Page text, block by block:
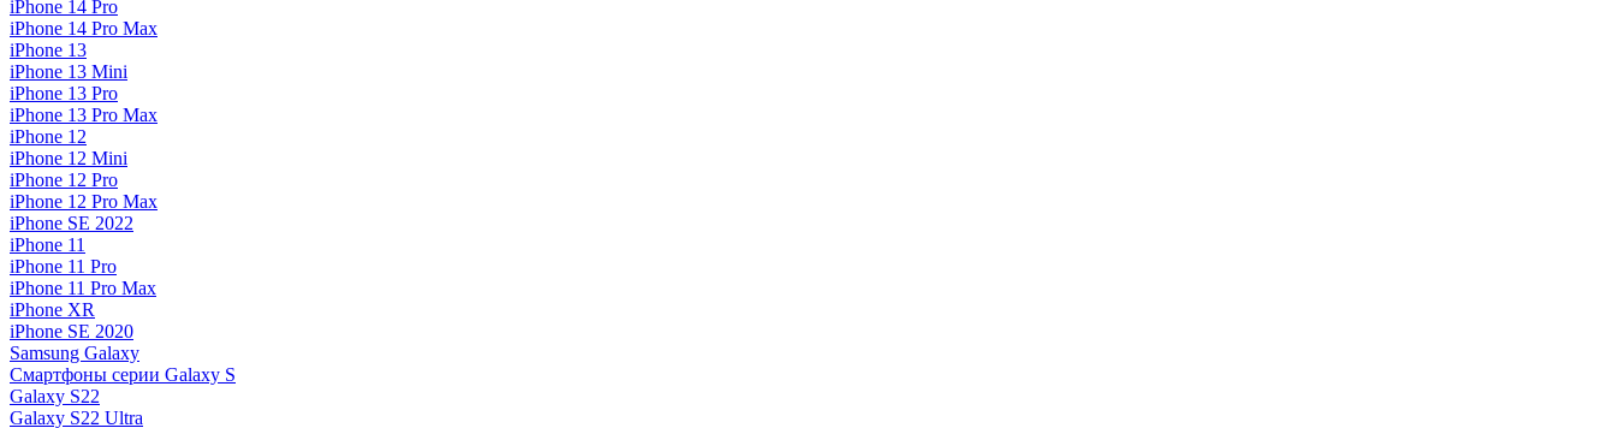
iPhone 14 Pro
iPhone 14 Pro Max
iPhone 13
iPhone 13 Mini
iPhone 13 Pro
iPhone 13 Pro Max
iPhone 12
iPhone 12 Mini
iPhone 12 Pro
iPhone 12 Pro Max
iPhone SE 2022
iPhone 11
iPhone 11 Pro
iPhone 11 Pro Max
iPhone XR
iPhone SE 2020
Samsung Galaxy
Смартфоны серии Galaxy S
Galaxy S22
Galaxy S22 Ultra